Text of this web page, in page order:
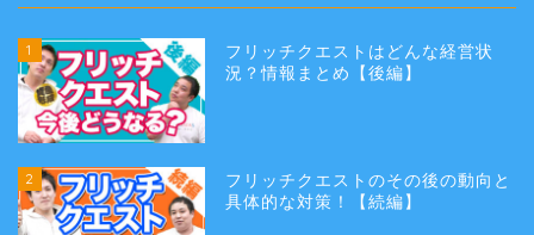
1
フリッチクエストはどんな経営状
況？情報まとめ【後編】
2
フリッチクエストのその後の動向と
具体的な対策！【続編】